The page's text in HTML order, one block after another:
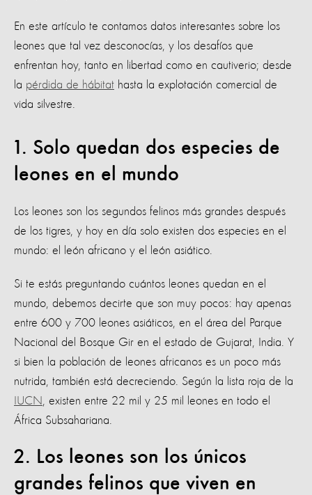
En este artículo te contamos datos interesantes sobre los
leones que tal vez desconocías, y los desafíos que
enfrentan hoy, tanto en libertad como en cautiverio; desde
la pérdida de hábitat hasta la explotación comercial de
vida silvestre.
1. Solo quedan dos especies de
leones en el mundo
Los leones son los segundos felinos más grandes después
de los tigres, y hoy en día solo existen dos especies en el
mundo: el león africano y el león asiático.
Si te estás preguntando cuántos leones quedan en el
mundo, debemos decirte que son muy pocos: hay apenas
entre 600 y 700 leones asiáticos, en el área del Parque
Nacional del Bosque Gir en el estado de Gujarat, India. Y
si bien la población de leones africanos es un poco más
nutrida, también está decreciendo. Según la lista roja de la
IUCN
, existen entre 22 mil y 25 mil leones en todo el
África Subsahariana.
2. Los leones son los únicos
grandes felinos que viven en